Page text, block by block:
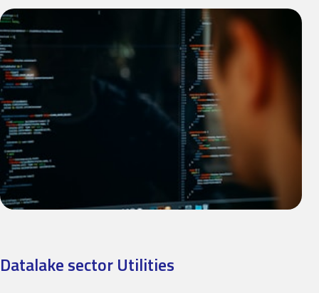
Datalake sector Utilities